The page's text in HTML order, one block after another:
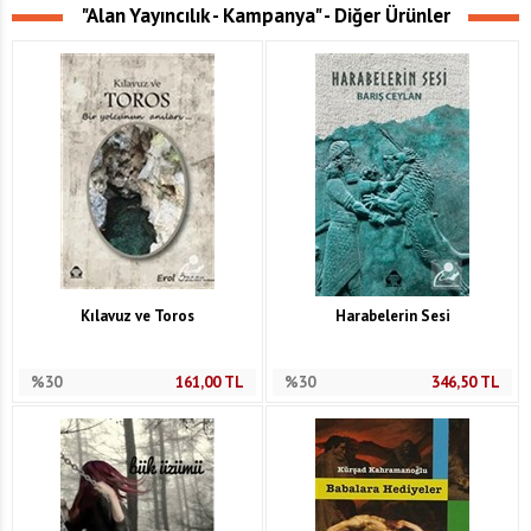
"Alan Yayıncılık - Kampanya" - Diğer Ürünler
Kılavuz ve Toros
%30 161,00TL
Harabelerin Sesi
%30 346,50TL